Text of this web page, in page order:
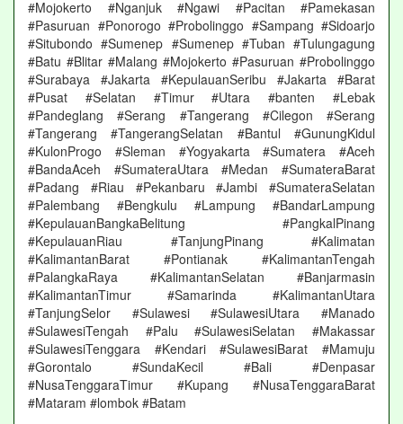
#Mojokerto #Nganjuk #Ngawi #Pacitan #Pamekasan
#Pasuruan #Ponorogo #Probolinggo #Sampang #Sidoarjo
#Situbondo #Sumenep #Sumenep #Tuban #Tulungagung
#Batu #Blitar #Malang #Mojokerto #Pasuruan #Probolinggo
#Surabaya #Jakarta #KepulauanSeribu #Jakarta #Barat
#Pusat #Selatan #Timur #Utara #banten #Lebak
#Pandeglang #Serang #Tangerang #Cilegon #Serang
#Tangerang #TangerangSelatan #Bantul #GunungKidul
#KulonProgo #Sleman #Yogyakarta #Sumatera #Aceh
#BandaAceh #SumateraUtara #Medan #SumateraBarat
#Padang #Riau #Pekanbaru #Jambi #SumateraSelatan
#Palembang #Bengkulu #Lampung #BandarLampung
#KepulauanBangkaBelitung #PangkalPinang
#KepulauanRiau #TanjungPinang #Kalimatan
#KalimantanBarat #Pontianak #KalimantanTengah
#PalangkaRaya #KalimantanSelatan #Banjarmasin
#KalimantanTimur #Samarinda #KalimantanUtara
#TanjungSelor #Sulawesi #SulawesiUtara #Manado
#SulawesiTengah #Palu #SulawesiSelatan #Makassar
#SulawesiTenggara #Kendari #SulawesiBarat #Mamuju
#Gorontalo #SundaKecil #Bali #Denpasar
#NusaTenggaraTimur #Kupang #NusaTenggaraBarat
#Mataram #lombok #Batam